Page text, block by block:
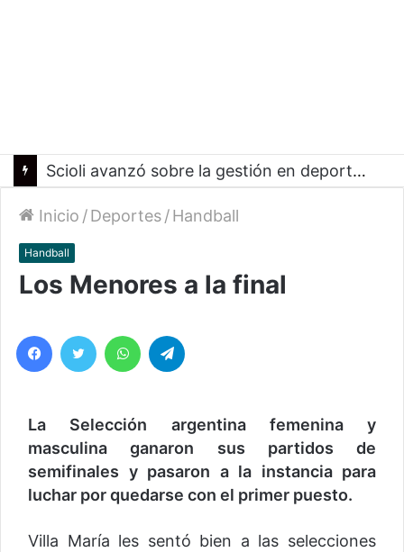
Scioli avanzó sobre la gestión en deportes con las federaciones nacionales
Inicio /Deportes/Handball
Handball
Los Menores a la final
La Selección argentina femenina y
masculina ganaron sus partidos de
semifinales y pasaron a la instancia para
luchar por quedarse con el primer puesto.
Villa María les sentó bien a las selecciones